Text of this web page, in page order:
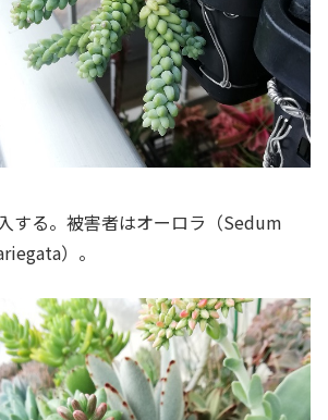
する。被害者はオーロラ（Sedum
）。